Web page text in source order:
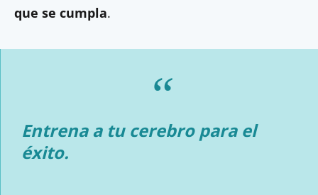
que se cumpla.
Entrena a tu cerebro para el
éxito.